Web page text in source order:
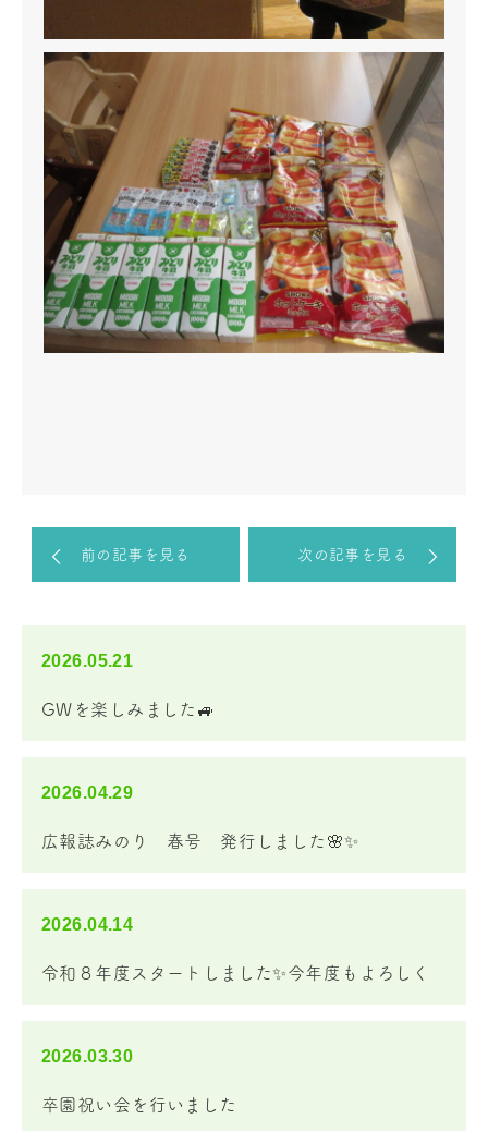
前の記事を見る 次の記事を見る
2026.05.21
GWを楽しみました🚙
2026.04.29
広報誌みのり 春号 発行しました🌸✨
2026.04.14
令和８年度スタートしました✨今年度もよろしく
2026.03.30
卒園祝い会を行いました